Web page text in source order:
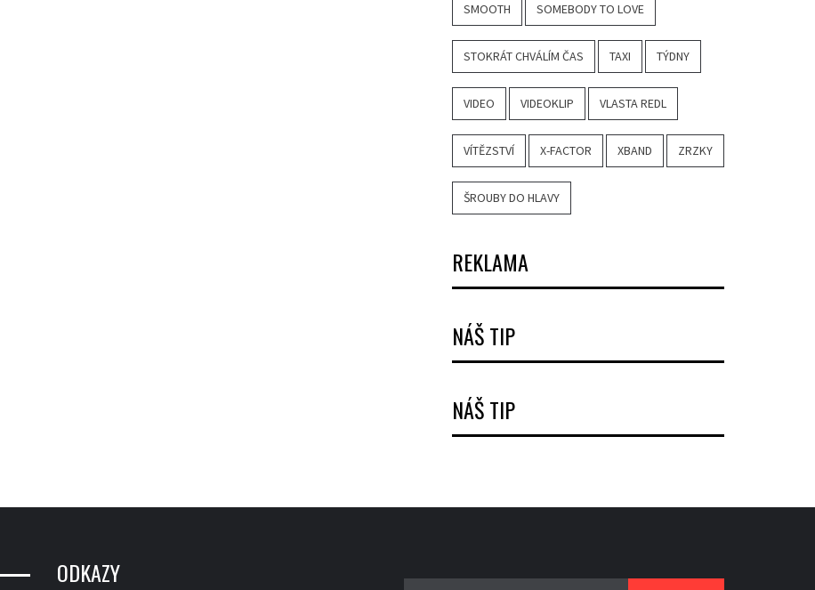
SMOOTH SOMEBODY TO LOVE
STOKRÁT CHVÁLÍM ČAS TAXI TÝDNY
VIDEO VIDEOKLIP VLASTA REDL
VÍTĚZSTVÍ X-FACTOR XBAND ZRZKY
ŠROUBY DO HLAVY
REKLAMA
NÁŠ TIP
NÁŠ TIP
ODKAZY